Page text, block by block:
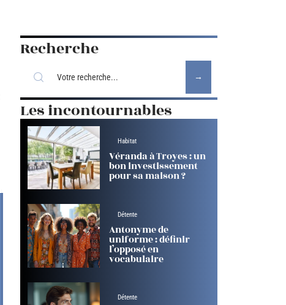
Recherche
Les incontournables
Habitat
Véranda à Troyes : un
bon investissement
pour sa maison ?
Détente
Antonyme de
uniforme : définir
l’opposé en
vocabulaire
Détente